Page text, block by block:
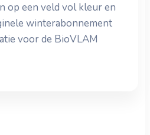
op een veld vol kleur en
winterabonnement
voor de BioVLAM